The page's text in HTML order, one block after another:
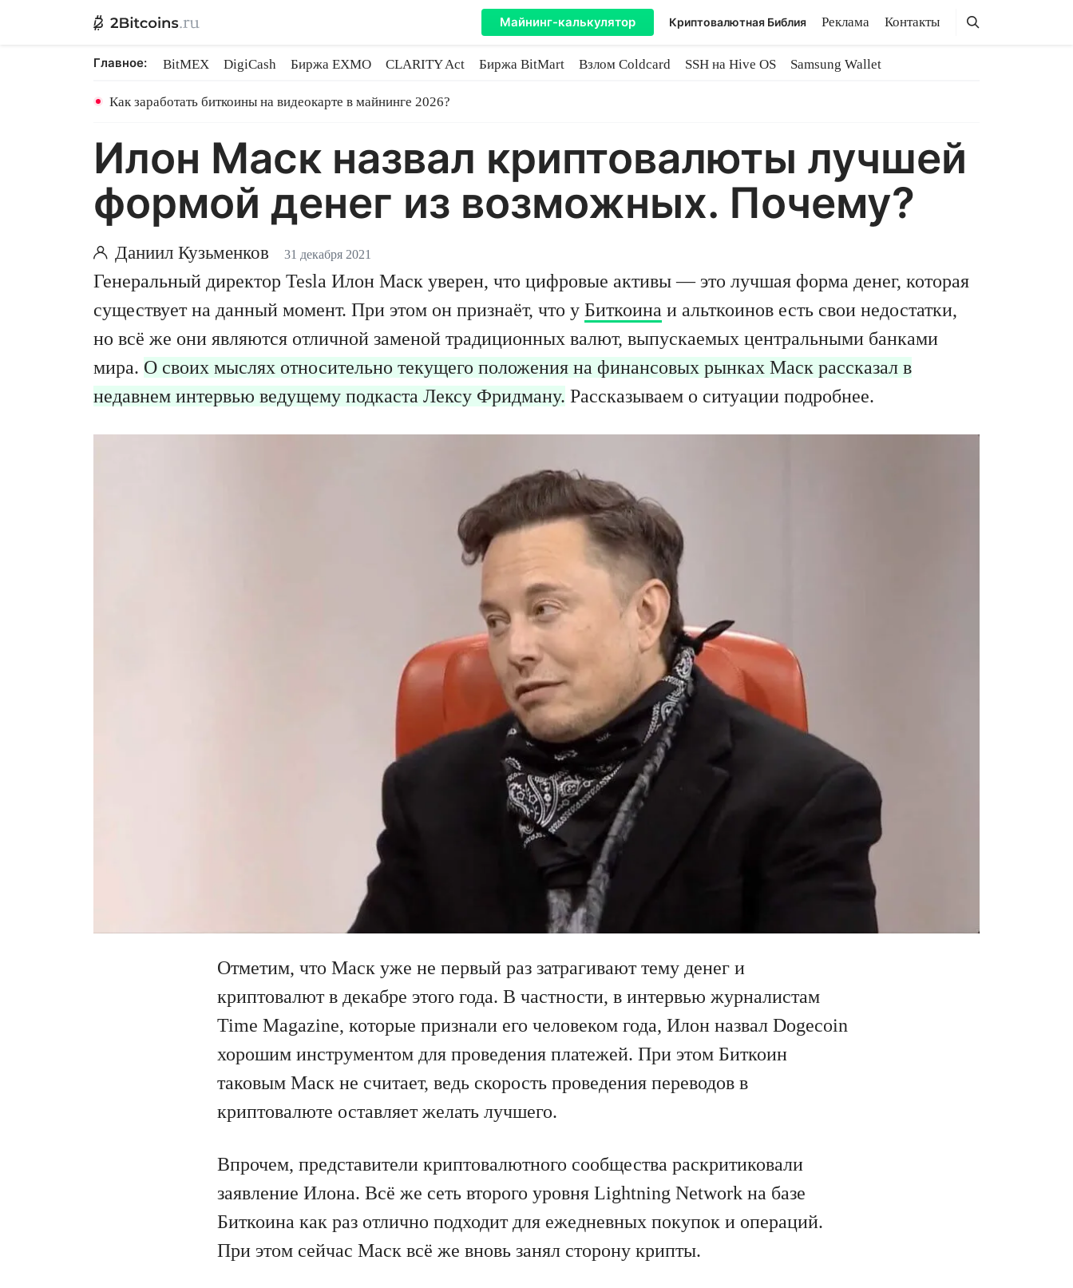
Майнинг-калькулятор Криптовалютная Библия Реклама Контакты Поиск
Поиск
Главное: BitMEX DigiCash Биржа EXMO CLARITY Act Биржа BitMart Взлом Coldcard SSH на Hive OS
Samsung Wallet
Как заработать биткоины на видеокарте в майнинге 2026?
Илон Маск назвал криптовалюты лучшей
формой денег из возможных. Почему?
Даниил Кузьменков 31 декабря 2021
Генеральный директор Tesla Илон Маск уверен, что цифровые активы — это лучшая форма денег, которая
существует на данный момент. При этом он признаёт, что у Биткоина и альткоинов есть свои недостатки,
но всё же они являются отличной заменой традиционных валют, выпускаемых центральными банками
мира. О своих мыслях относительно текущего положения на финансовых рынках Маск рассказал в
недавнем интервью ведущему подкаста Лексу Фридману. Рассказываем о ситуации подробнее.
Отметим, что Маск уже не первый раз затрагивают тему денег и
криптовалют в декабре этого года. В частности, в интервью журналистам
Time Magazine, которые признали его человеком года, Илон назвал Dogecoin
хорошим инструментом для проведения платежей. При этом Биткоин
таковым Маск не считает, ведь скорость проведения переводов в
криптовалюте оставляет желать лучшего.
Впрочем, представители криптовалютного сообщества раскритиковали
заявление Илона. Всё же сеть второго уровня Lightning Network на базе
Биткоина как раз отлично подходит для ежедневных покупок и операций.
При этом сейчас Маск всё же вновь занял сторону крипты.